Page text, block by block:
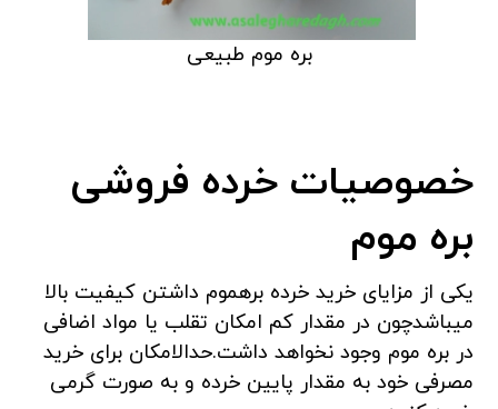
بره موم طبیعی
خصوصیات خرده فروشی
بره موم
یکی از مزایای خرید خرده برهموم داشتن کیفیت بالا
میباشدچون در مقدار کم امکان تقلب یا مواد اضافی
در بره موم وجود نخواهد داشت.حدالامکان برای خرید
مصرفی خود به مقدار پایین خرده و به صورت گرمی